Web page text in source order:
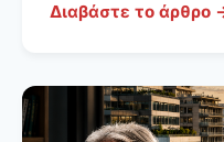
Διαβάστε το άρθρο